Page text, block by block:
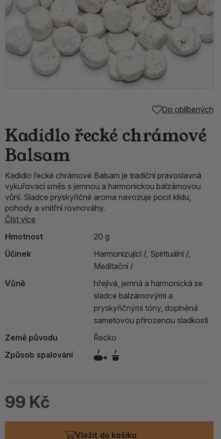
Do oblíbených
Kadidlo řecké chrámové
Balsam
Kadidlo řecké chrámové Balsam je tradiční pravoslavná
vykuřovací směs s jemnou a harmonickou balzámovou
vůní. Sladce pryskyřičné aroma navozuje pocit klidu,
pohody a vnitřní rovnováhy.
Číst více
Hmotnost
20 g
Účinek
Harmonizující /, Spirituální /,
Meditační /
Vůně
hřejivá, jemná a harmonická se
sladce balzámovými a
pryskyřičnými tóny, doplněná
sametovou přirozenou sladkostí
Země původu
Řecko
Způsob spalování
99 Kč
Vložit do košíku